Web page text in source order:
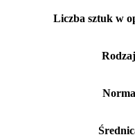
Liczba sztuk w
Rodzaj
Norma